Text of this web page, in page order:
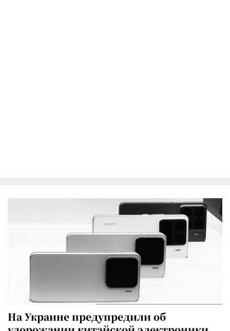
На Украине предупредили об